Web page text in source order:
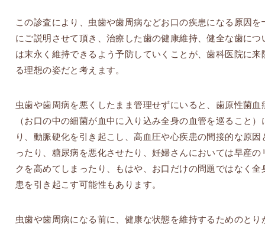
この診査により、虫歯や歯周病などお口の疾患になる原因を
にご説明させて頂き、治療した歯の健康維持、健全な歯につ
は末永く維持できるよう予防していくことが、歯科医院に来
る理想の姿だと考えます。
虫歯や歯周病を悪くしたまま管理せずにいると、歯原性菌血
（お口の中の細菌が血中に入り込み全身の血管を巡ること）
り、動脈硬化を引き起こし、高血圧や心疾患の間接的な原因
ったり、糖尿病を悪化させたり、妊婦さんにおいては早産の
クを高めてしまったり、もはや、お口だけの問題ではなく全
患を引き起こす可能性もあります。
虫歯や歯周病になる前に、健康な状態を維持するためのとり